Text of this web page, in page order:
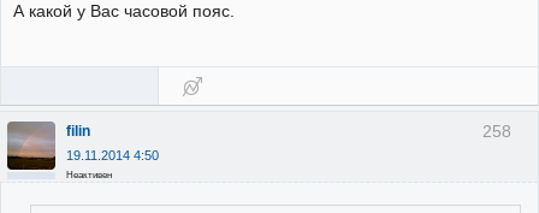
А какой у Вас часовой пояс.
258
filin
19.11.2014 4:50
Неактивен